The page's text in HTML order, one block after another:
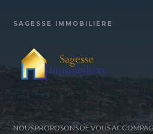
SAGESSE IMMOBILIÈRE
NOUS PROPOSONS DE VOUS